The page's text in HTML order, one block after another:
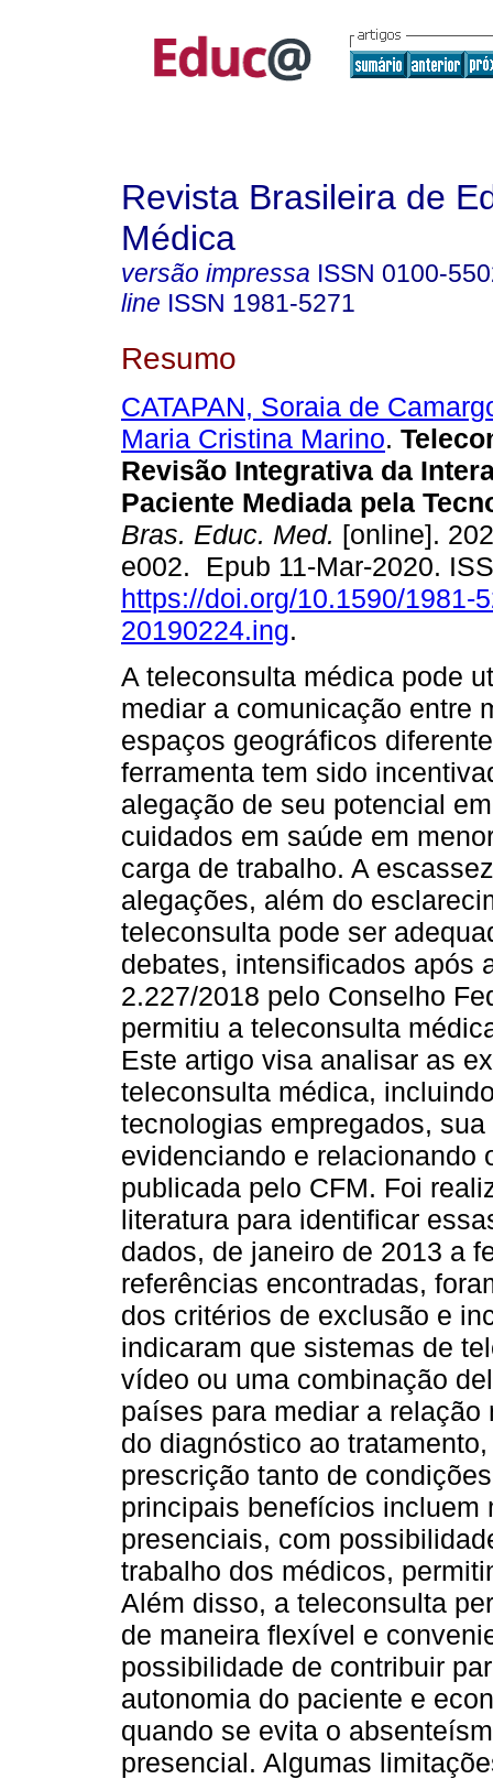
Revista Brasileira de
Médica
versão impressa ISSN 0100-
line ISSN 1981-5271
Resumo
CATAPAN, Soraia de
Maria Cristina Marino.
Revisão Integrativa da
Paciente Mediada pela
Bras. Educ. Med. [online].
e002. Epub 11-Mar-2020.
https://doi.org/10.1590/1981-
20190224.ing.
A teleconsulta médica pode
mediar a comunicação entre
espaços geográficos
ferramenta tem sido
alegação de seu potencial
cuidados em saúde em
carga de trabalho. A
alegações, além do
teleconsulta pode ser
debates, intensificados após
2.227/2018 pelo Conselho
permitiu a teleconsulta
Este artigo visa analisar as
teleconsulta médica,
tecnologias empregados,
evidenciando e relacionando
publicada pelo CFM. Foi
literatura para identificar
dados, de janeiro de 2013 a
referências encontradas,
dos critérios de exclusão e
indicaram que sistemas de
vídeo ou uma combinação
países para mediar a
do diagnóstico ao
prescrição tanto de
principais benefícios incluem
presenciais, com
trabalho dos médicos,
Além disso, a teleconsulta
de maneira flexível e
possibilidade de contribuir
autonomia do paciente e
quando se evita o
presencial. Algumas